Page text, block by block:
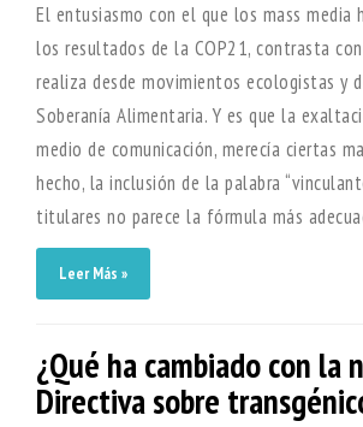
El entusiasmo con el que los mass media
los resultados de la COP21, contrasta
realiza desde movimientos ecologistas y
Soberanía Alimentaria. Y es que la
medio de comunicación, merecía ciertas
hecho, la inclusión de la palabra
titulares no parece la fórmula más
Leer Más »
¿Qué ha cambiado con la
Directiva sobre